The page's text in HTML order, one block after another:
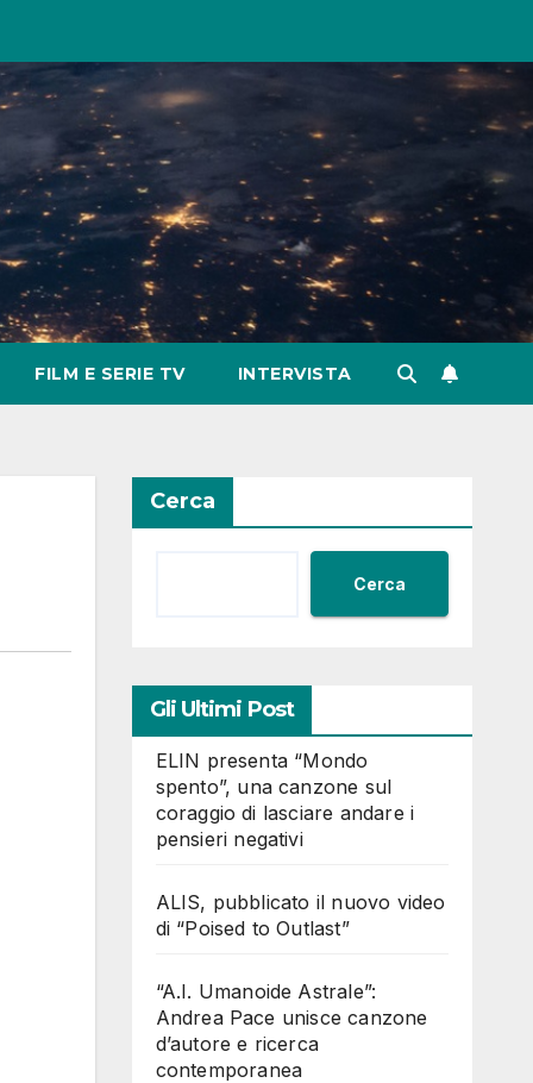
FILM E SERIE TV INTERVISTA
Cerca
Cerca
Gli Ultimi Post
ELIN presenta “Mondo
spento”, una canzone sul
coraggio di lasciare andare i
pensieri negativi
ALIS, pubblicato il nuovo video
di “Poised to Outlast”
“A.I. Umanoide Astrale”:
Andrea Pace unisce canzone
d’autore e ricerca
contemporanea